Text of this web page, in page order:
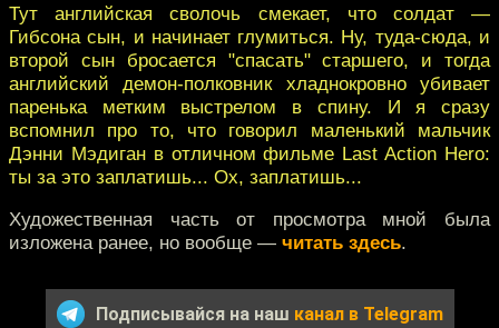
Тут английская сволочь смекает, что солдат —
Гибсона сын, и начинает глумиться. Ну, туда-сюда, и
второй сын бросается "спасать" старшего, и тогда
английский демон-полковник хладнокровно убивает
паренька метким выстрелом в спину. И я сразу
вспомнил про то, что говорил маленький мальчик
Дэнни Мэдиган в отличном фильме Last Action Hero:
ты за это заплатишь... Ох, заплатишь...
Художественная часть от просмотра мной была
изложена ранее, но вообще — читать здесь.
Подписывайся на наш канал в Telegram